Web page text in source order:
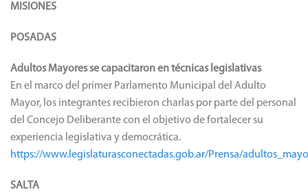
MISIONES
POSADAS
Adultos Mayores se capacitaron en técnicas legislativas
En el marco del primer Parlamento Municipal del Adulto
Mayor, los integrantes recibieron charlas por parte del personal
del Concejo Deliberante con el objetivo de fortalecer su
experiencia legislativa y democrática.
https://www.legislaturasconectadas.gob.ar/Prensa/
SALTA